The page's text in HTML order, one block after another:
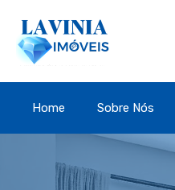
Home Sobre Nós